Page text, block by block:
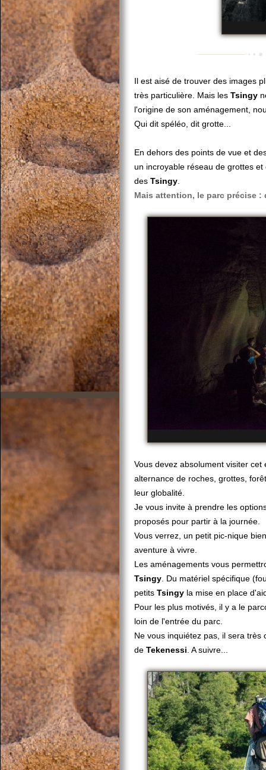
Il est aisé de trouver des images
très particulière. Mais les Tsingy
l'origine de son aménagement,
Qui dit spéléo, dit grotte...
En dehors des points de vue et
un incroyable réseau de grottes
des Tsingy
Mais attention, le parc précise
Vous devez absolument visiter
alternance de roches, grottes,
leur globalité.
Je vous invite à prendre les
proposés pour partir à la journée.
Vous verrez, un petit pic-nique
aventure à vivre.
Les aménagements vous
Tsingy . Du matériel spécifique
petits Tsingy la mise en place
Pour les plus motivés, il y a le
loin de l'entrée du parc.
Ne vous inquiétez pas, il sera
de Tekenessi . A suivre...